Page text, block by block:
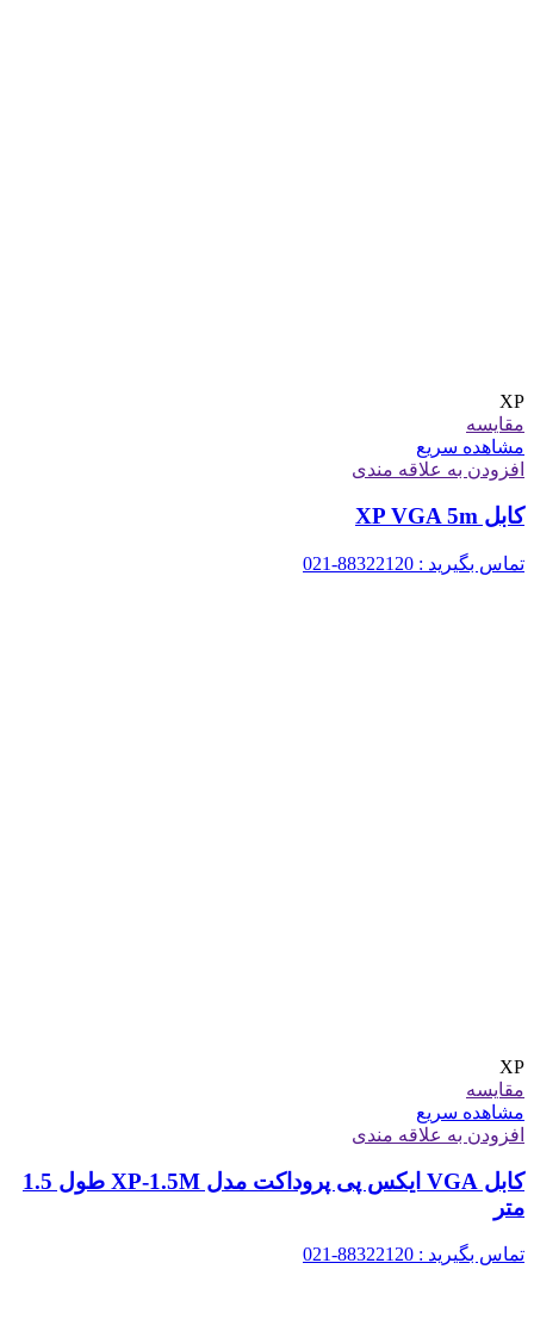
XP
مقایسه
مشاهده سریع
افزودن به علاقه مندی
کابل XP VGA 5m
تماس بگیرید : 88322120-021
XP
مقایسه
مشاهده سریع
افزودن به علاقه مندی
کابل VGA ایکس پی پروداکت مدل XP-1.5M طول 1.5
متر
تماس بگیرید : 88322120-021